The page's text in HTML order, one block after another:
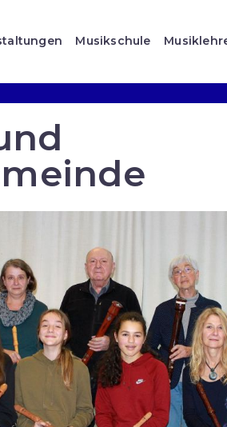
Musikschule